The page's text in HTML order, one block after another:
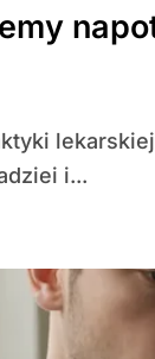
i...